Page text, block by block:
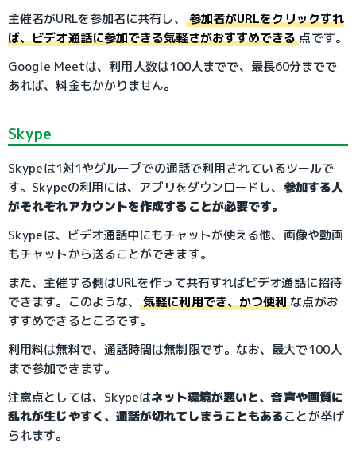
主催者がURLを参加者に共有し、
参加者がURLをクリックすれ
ば、ビデオ通話に参加できる気軽さがおすすめできる 点です。
Google Meetは、利用人数は100人までで、最長60分までで
あれば、料金もかかりません。
Skype
Skypeは1対1やグループでの通話で利用されているツールで
す。Skypeの利用には、アプリをダウンロードし、 参加する人
がそれぞれアカウントを作成することが必要です。
Skypeは、ビデオ通話中にもチャットが使える他、画像や動画
もチャットから送ることができます。
また、主催する側はURLを作って共有すればビデオ通話に招待
できます。このような、気軽に利用でき、かつ便利な点がお
すすめできるところです。
利用料は無料で、通話時間は無制限です。なお、最大で100人
まで参加できます。
注意点としては、Skypeはネット環境が悪いと、音声や画質に
乱れが生じやすく、通話が切れてしまうこともあることが挙げ
られます。